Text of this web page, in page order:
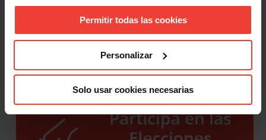
Permitir todas las cookies
Personalizar
Solo usar cookies necesarias